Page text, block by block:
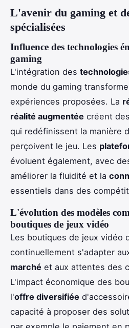
L'avenir du gaming et
spécialisées
Influence des technologies
gaming
L'intégration des
monde du gaming
expériences proposées. La
réalité augmentée créent
qui redéfinissent la manière
perçoivent le jeu. Les
évoluent également, avec
améliorer la fluidité et la
essentiels dans des
L'évolution des modèles
boutiques de jeux vidéo
Les boutiques de jeux vidéo
continuellement s'adapter
marché et aux attentes des
L'impact économique des
l'offre diversifiée
capacité à proposer des